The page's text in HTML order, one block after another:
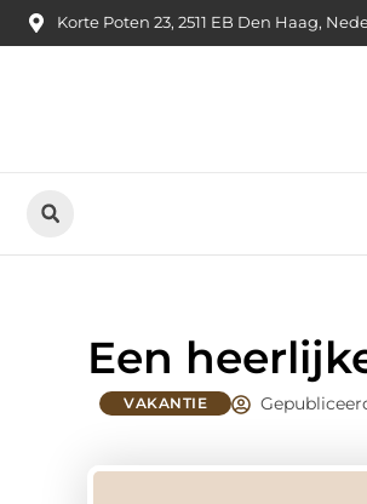
Korte Poten 23, 2511 EB Den Haag,
Een
VAKANTIE